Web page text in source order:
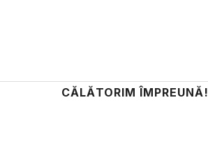
CĂLĂTORIM ÎMPREUNĂ!